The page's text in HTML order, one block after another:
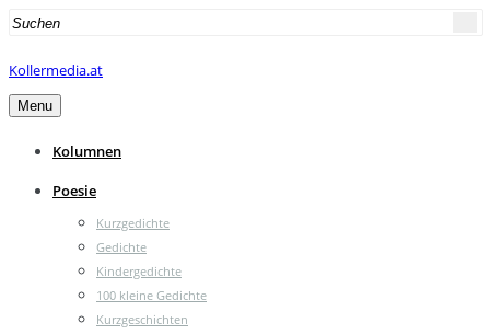
Search
Kollermedia.at
Menu
Kolumnen
Poesie
Kurzgedichte
Gedichte
Kindergedichte
100 kleine Gedichte
Kurzgeschichten